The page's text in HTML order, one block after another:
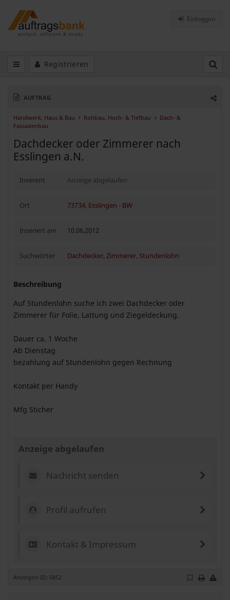
Einloggen
Registrieren
AUFTRAG
Handwerk, Haus & Bau Rohbau, Hoch- & Tiefbau
Dach- &
Fassadenbau
Dachdecker oder Zimmerer nach
Esslingen a.N.
Inserent Anzeige abgelaufen
Ort 73734, Esslingen - BW
Inseriert am 10.06.2012
Suchwörter Dachdecker, Zimmerer, Stundenlohn
Beschreibung
Auf Stundenlohn suche ich zwei Dachdecker oder
Zimmerer für Folie, Lattung und Ziegeldeckung.
Dauer ca. 1 Woche
Ab Dienstag
bezahlung auf Stundenlohn gegen Rechnung
Kontakt per Handy
Mfg Sticher
Anzeige abgelaufen
Nachricht senden
Profil aufrufen
Kontakt & Impressum
Anzeigen-ID: 6852